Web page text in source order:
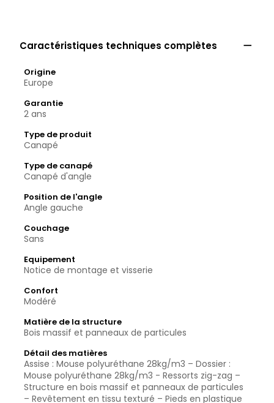
Caractéristiques techniques complètes 
Origine
Europe
Garantie
2 ans
Type de produit
Canapé
Type de canapé
Canapé d'angle
Position de l'angle
Angle gauche
Couchage
Sans
Equipement
Notice de montage et visserie
Confort
Modéré
Matière de la structure
Bois massif et panneaux de particules
Détail des matières
Assise : Mouse polyuréthane 28kg/m3 – Dossier :
Mouse polyuréthane 28kg/m3 - Ressorts zig-zag –
Structure en bois massif et panneaux de particules
– Revêtement en tissu texturé – Pieds en plastique